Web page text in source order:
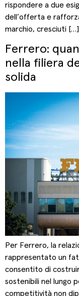
rispondere a due
dell’offerta e
marchio, cresciuti […]
Ferrero:
nella filiera
solida
Per Ferrero, la
rappresentato un
consentito di
sostenibili nel lungo
competitività non